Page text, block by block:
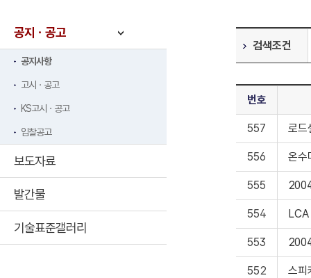
검색조건
번호
557 로드
556 온수
555
554 LCA
553
552 스피
공지ㆍ공고
공지사항
고시ㆍ공고
KS고시ㆍ공고
입찰공고
보도자료
발간물
기술표준갤러리